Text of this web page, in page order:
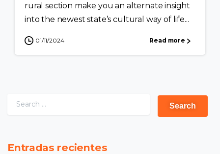
rural section make you an alternate insight
into the newest state’s cultural way of life...
01/11/2024 Read more
Entradas recientes